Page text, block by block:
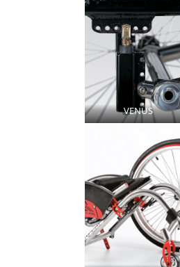
VENUS